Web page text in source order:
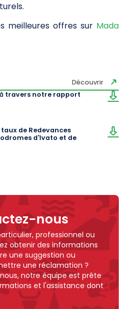
meilleures offres sur Mada
Découvrir
travers notre rapport
de Redevances
d'lvato et de
nous
professionnel ou
obtenir des informations
une suggestion ou
une réclamation ?
notre équipe est prête
et l'assistance dont